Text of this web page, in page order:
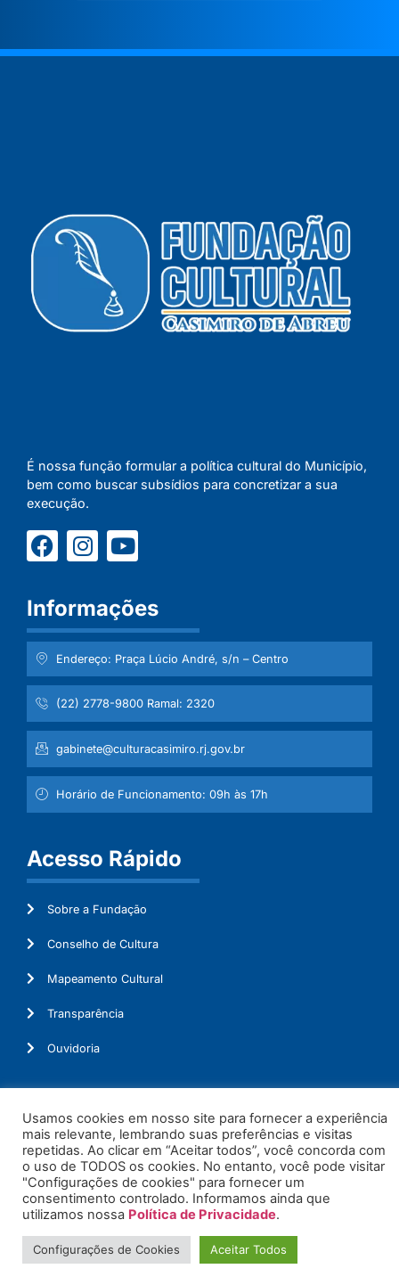
É nossa função formular a política cultural do Município,
bem como buscar subsídios para concretizar a sua
execução.
Informações
Endereço: Praça Lúcio André, s/n – Centro
(22) 2778-9800 Ramal: 2320
gabinete@culturacasimiro.rj.gov.br
Horário de Funcionamento: 09h às 17h
Acesso Rápido
Sobre a Fundação
Conselho de Cultura
Mapeamento Cultural
Transparência
Ouvidoria
© 2026. Todos os Direitos Reservados.
Usamos cookies em nosso site para fornecer a experiência
mais relevante, lembrando suas preferências e visitas
repetidas. Ao clicar em “Aceitar todos”, você concorda com
o uso de TODOS os cookies. No entanto, você pode visitar
"Configurações de cookies" para fornecer um
consentimento controlado. Informamos ainda que
utilizamos nossa Política de Privacidade.
Configurações de Cookies Aceitar Todos